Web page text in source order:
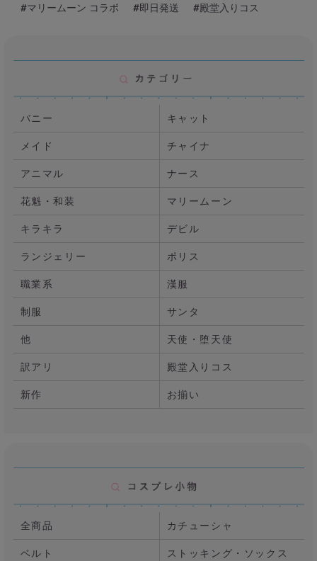
#マリームーン コラボ #即日発送 #殿堂入りコス
バニー
キャット
メイド
チャイナ
アニマル
ナース
花魁・和装
マリームーン
キラキラ
デビル
ランジェリー
ポリス
職業系
漢服
制服
サンタ
他
天使・堕天使
訳アリ
殿堂入りコス
新作
お揃い
全商品
カチューシャ
ベルト
ストッキング・ソックス